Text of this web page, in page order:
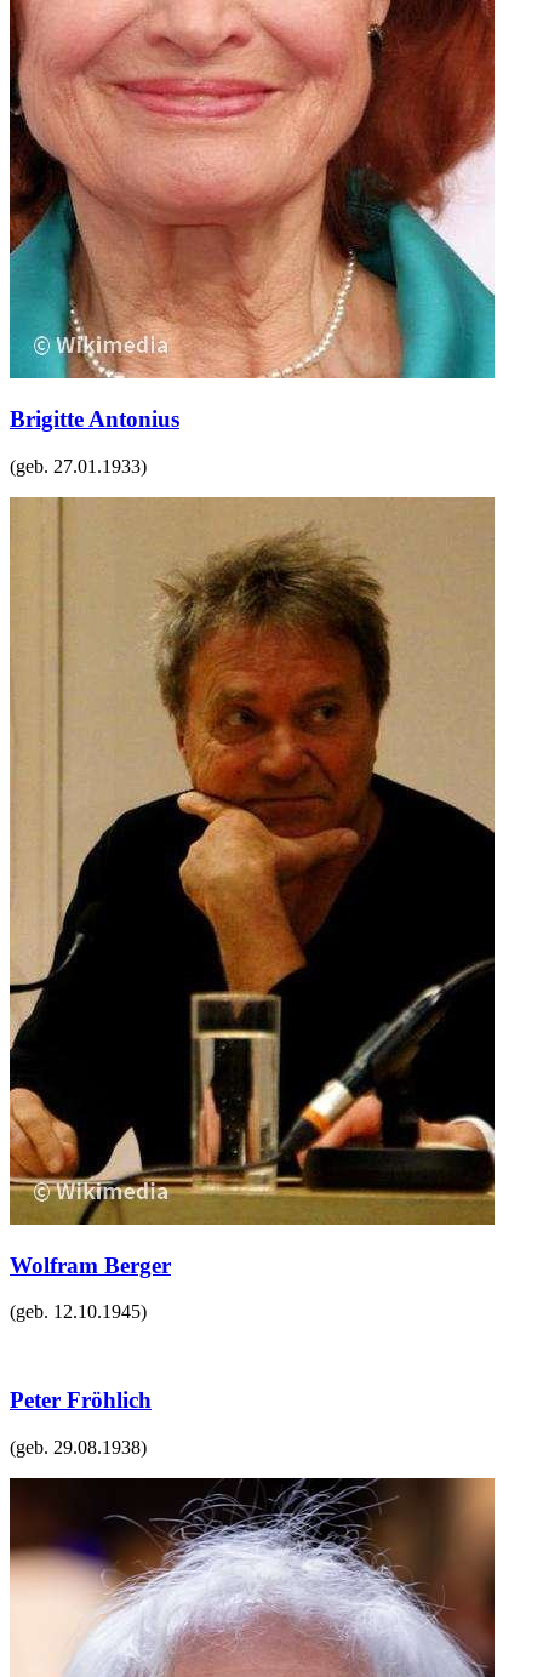
Brigitte Antonius
(geb. 27.01.1933)
Wolfram Berger
(geb. 12.10.1945)
Peter Fröhlich
(geb. 29.08.1938)